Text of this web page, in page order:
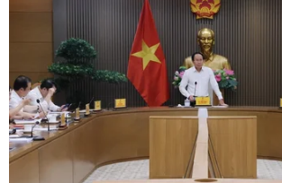
rừng, vừa khéo vận động bà con
04/08/2026 07:44
Mỹ ghi nhận ca tử vong đầu tiên
trong mùa dịch cyclosporiasis
04/08/2026 07:11